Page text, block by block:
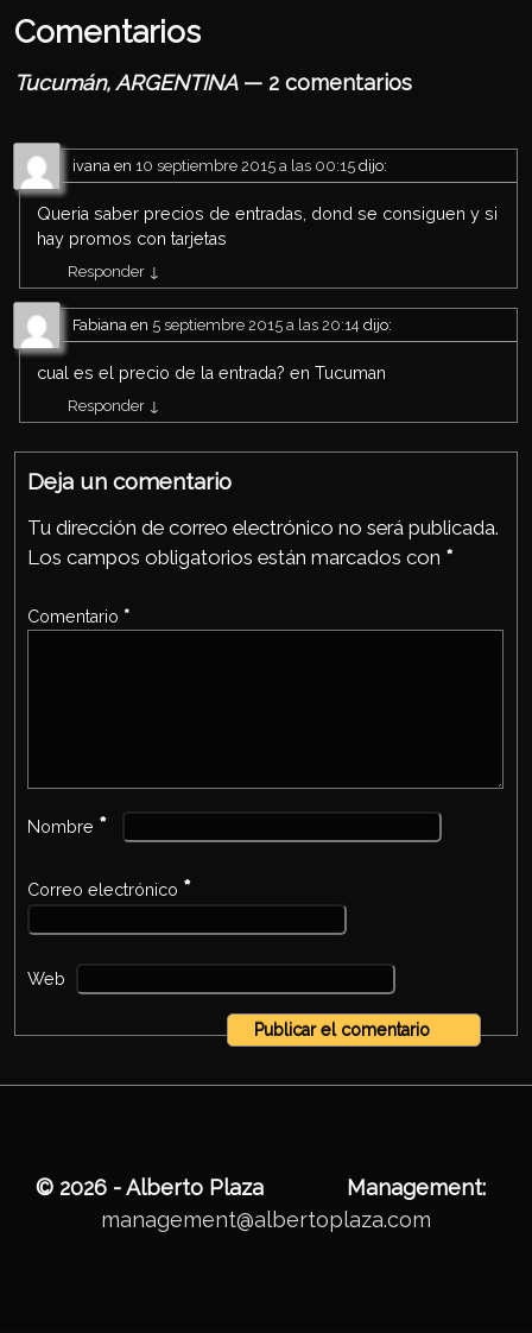
Comentarios
Tucumán, ARGENTINA— 2 comentarios
ivana en 10 septiembre 2015 a las 00:15 dijo:
Queria saber precios de entradas, dond se consiguen y si
hay promos con tarjetas
Responder ↓
Fabiana en 5 septiembre 2015 a las 20:14 dijo:
cual es el precio de la entrada? en Tucuman
Responder ↓
Deja un comentario
Tu dirección de correo electrónico no será publicada.
Los campos obligatorios están marcados con *
Comentario *
Nombre *
Correo electrónico *
Web
© 2026 - Alberto Plaza Management:
management@albertoplaza.com